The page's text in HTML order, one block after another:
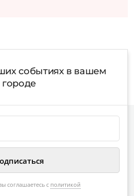
событиях в вашем
городе
соглашаетесь с политикой